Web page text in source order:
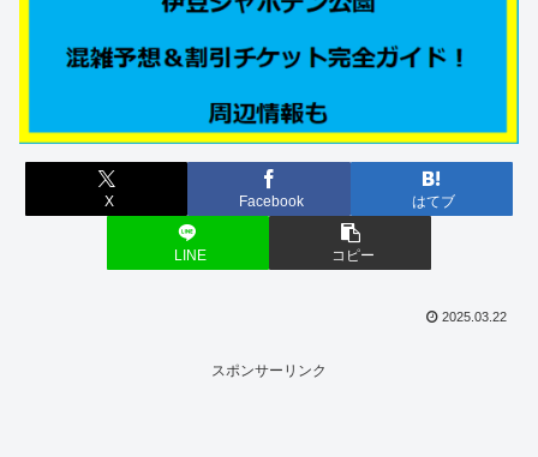
X Facebook はてブ
LINE コピー
2025.03.22
スポンサーリンク